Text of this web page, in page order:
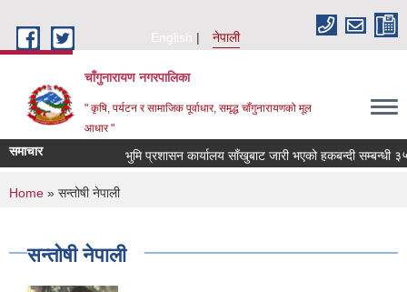
English
नेपाली
चाँगुनारायण नगरपालिका
" कृषि, पर्यटन र सामाजिक पूर्वाधार, समृद्ध चाँगुनारायणको मूल
आधार "
समाचार भुमि प्रशासन कार्यालय साँखुबाट जारी भएको हकबन्दी सम्बन्धी ३५
You are here
Home » सन्तोषी नेपाली
सन्तोषी नेपाली